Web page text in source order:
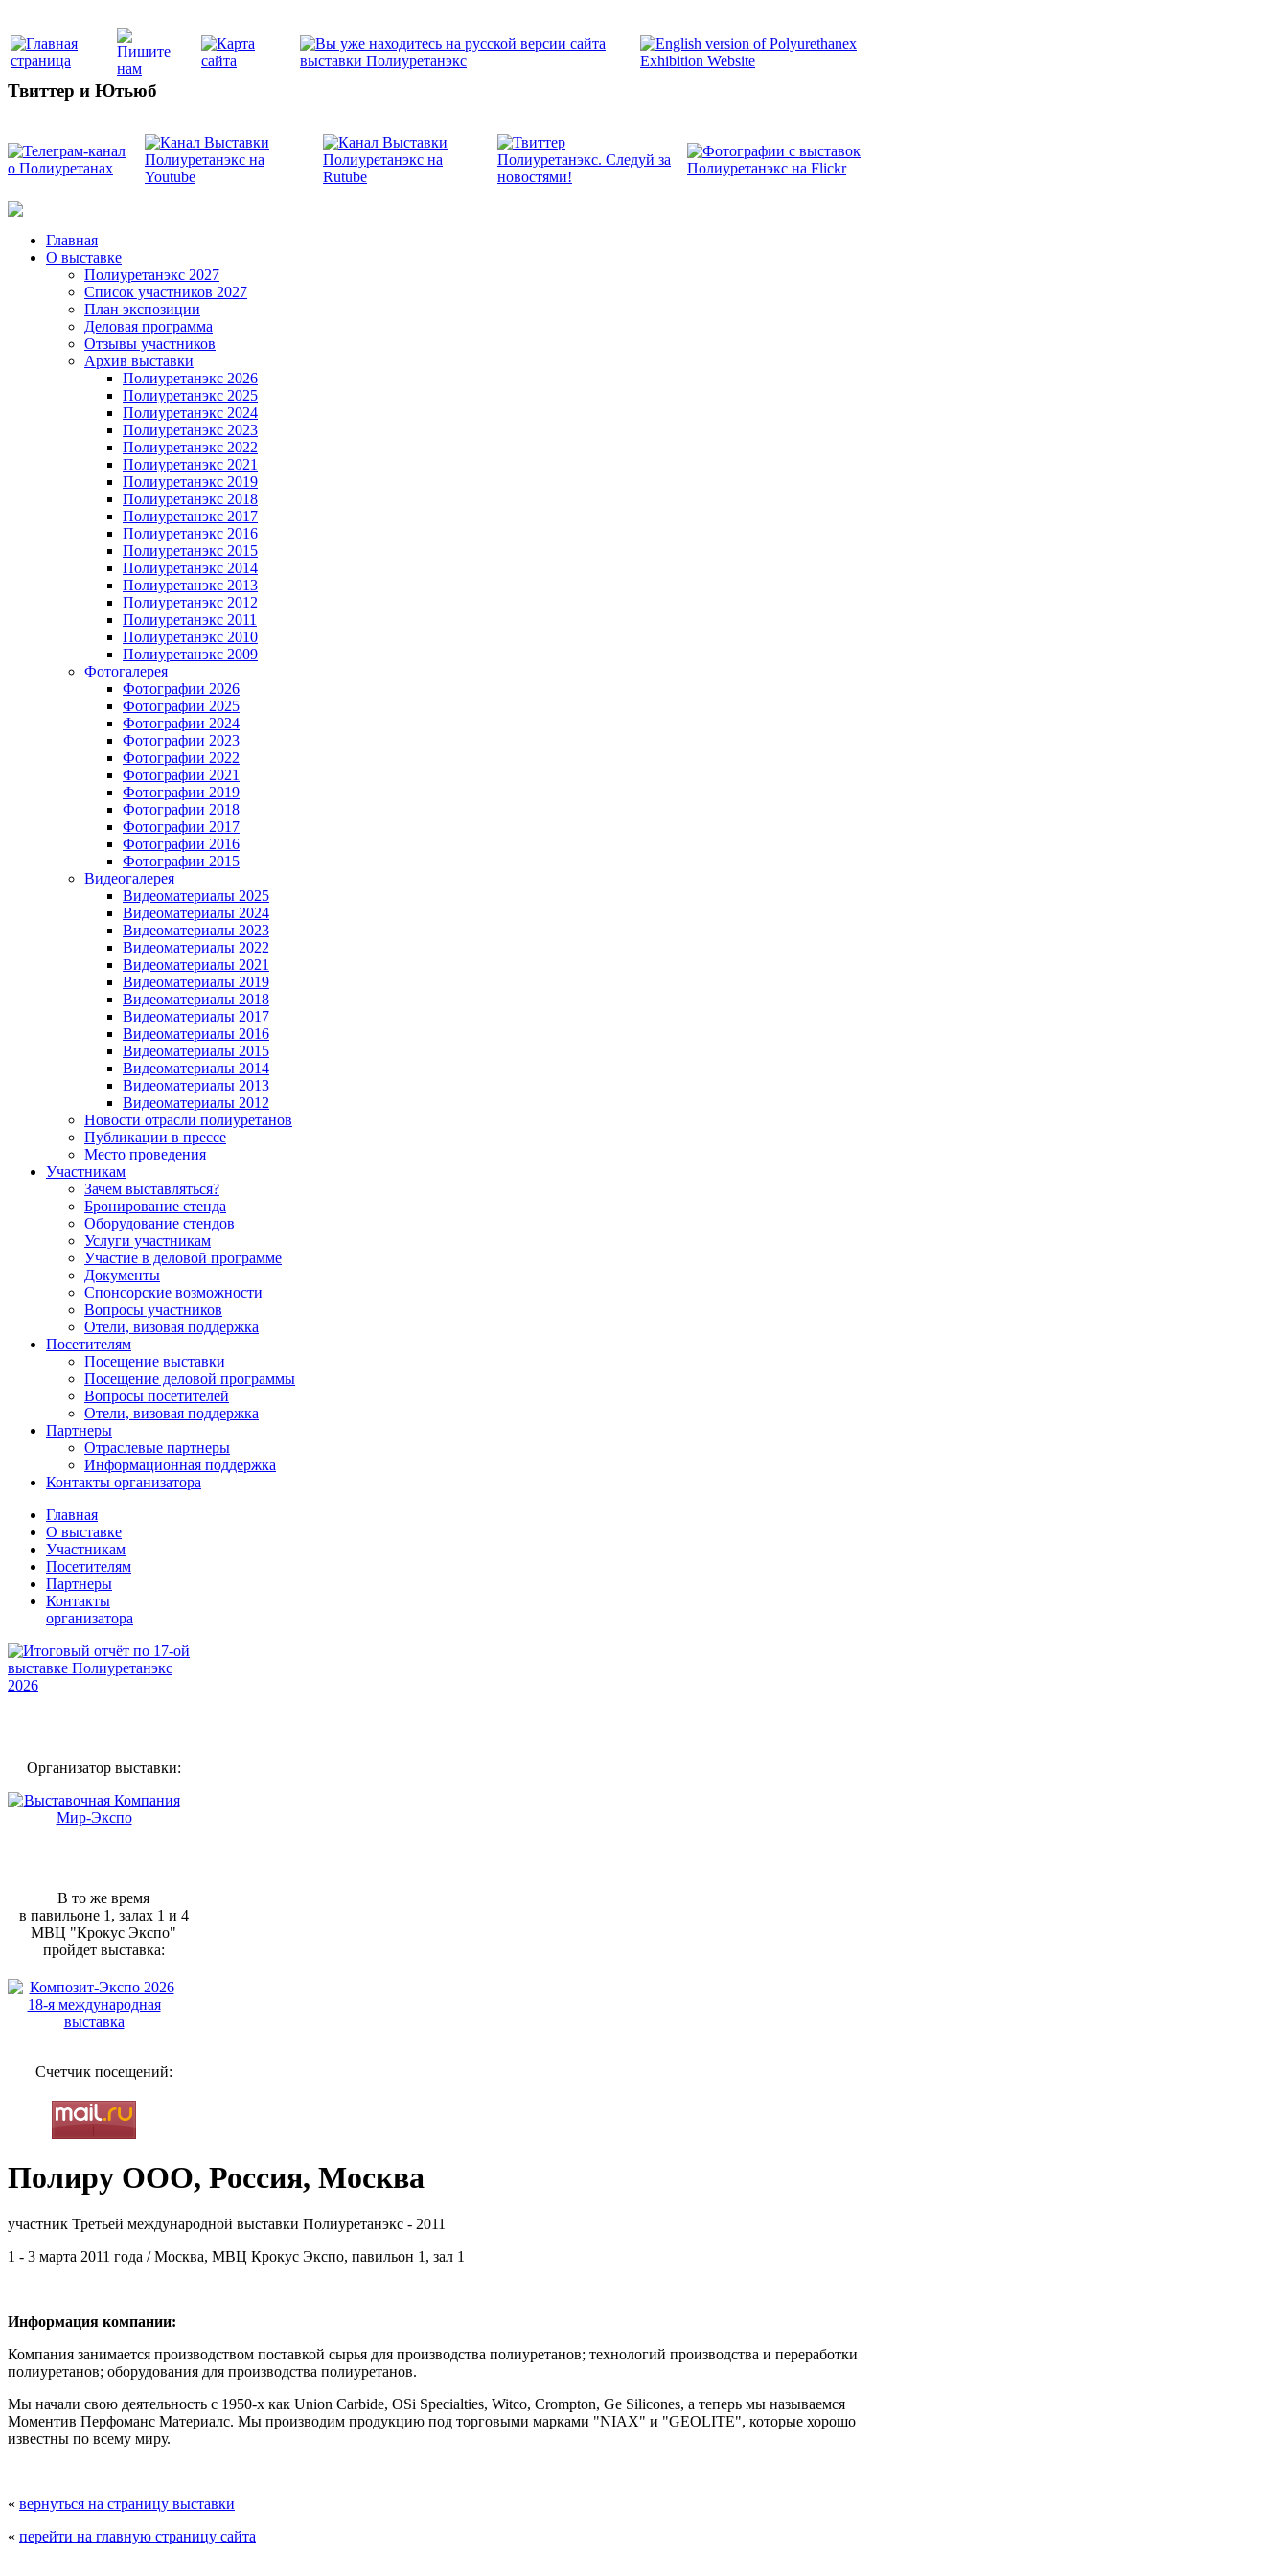
Твиттер и Ютьюб
Главная
О выставке
Полиуретанэкс 2027
Список участников 2027
План экспозиции
Деловая программа
Отзывы участников
Архив выставки
Полиуретанэкс 2026
Полиуретанэкс 2025
Полиуретанэкс 2024
Полиуретанэкс 2023
Полиуретанэкс 2022
Полиуретанэкс 2021
Полиуретанэкс 2019
Полиуретанэкс 2018
Полиуретанэкс 2017
Полиуретанэкс 2016
Полиуретанэкс 2015
Полиуретанэкс 2014
Полиуретанэкс 2013
Полиуретанэкс 2012
Полиуретанэкс 2011
Полиуретанэкс 2010
Полиуретанэкс 2009
Фотогалерея
Фотографии 2026
Фотографии 2025
Фотографии 2024
Фотографии 2023
Фотографии 2022
Фотографии 2021
Фотографии 2019
Фотографии 2018
Фотографии 2017
Фотографии 2016
Фотографии 2015
Видеогалерея
Видеоматериалы 2025
Видеоматериалы 2024
Видеоматериалы 2023
Видеоматериалы 2022
Видеоматериалы 2021
Видеоматериалы 2019
Видеоматериалы 2018
Видеоматериалы 2017
Видеоматериалы 2016
Видеоматериалы 2015
Видеоматериалы 2014
Видеоматериалы 2013
Видеоматериалы 2012
Новости отрасли полиуретанов
Публикации в прессе
Место проведения
Участникам
Зачем выставляться?
Бронирование стенда
Оборудование стендов
Услуги участникам
Участие в деловой программе
Документы
Спонсорские возможности
Вопросы участников
Отели, визовая поддержка
Посетителям
Посещение выставки
Посещение деловой программы
Вопросы посетителей
Отели, визовая поддержка
Партнеры
Отраслевые партнеры
Информационная поддержка
Контакты организатора
Главная
О выставке
Участникам
Посетителям
Партнеры
Контакты
организатора
Организатор выставки:
В то же время
в павильоне 1, залах 1 и 4
МВЦ "Крокус Экспо"
пройдет выставка:
Счетчик посещений:
Полиру ООО, Россия, Москва
участник Третьей международной выставки Полиуретанэкс - 2011
1 - 3 марта 2011 года / Москва, МВЦ Крокус Экспо, павильон 1, зал 1
Информация компании:
Компания занимается производством поставкой cырья для производства полиуретанов; технологий производства и переработки
полиуретанов; оборудования для производства полиуретанов.
Мы начали свою деятельность с 1950-х как Union Carbide, OSi Specialties, Witco, Crompton, Ge Silicones, а теперь мы называемся
Моментив Перфоманс Материалс. Мы производим продукцию под торговыми марками "NIAX" и "GEOLITE", которые хорошо
известны по всему миру.
« вернуться на страницу выставки
« перейти на главную страницу сайта